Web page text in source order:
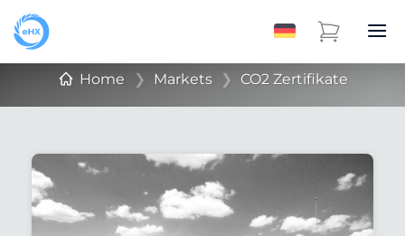
Home ❯ Markets ❯ CO2 Zertifikate